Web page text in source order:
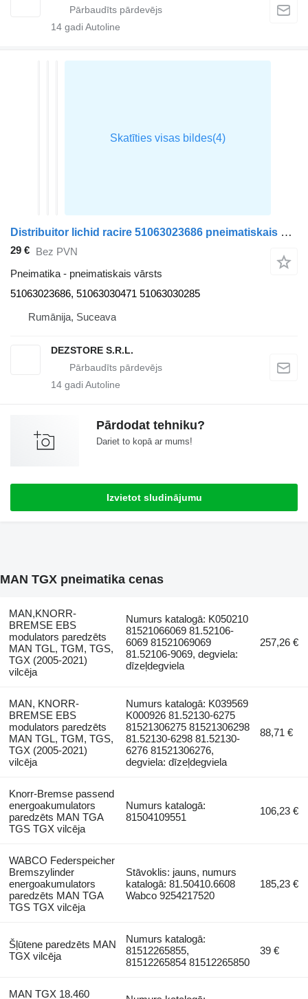
14 gadi Autoline
Distribuitor lichid racire 51063023686 pneimatiskais vārsts paredzēts MAN TGX vilcēja
29 € Bez PVN
Pneimatika - pneimatiskais vārsts
51063023686, 51063030471 51063030285
Rumānija, Suceava
DEZSTORE S.R.L.
14 gadi Autoline
Pārdodat tehniku?
Dariet to kopā ar mums!
Izvietot sludinājumu
MAN TGX pneimatika cenas
MAN,KNORR-
BREMSE EBS
modulators paredzēts
MAN TGL, TGM, TGS,
TGX (2005-2021)
vilcēja
Numurs katalogā: K050210
81521066069 81.52106-
6069 81521069069
81.52106-9069, degviela:
dīzeļdegviela
257,26 €
MAN, KNORR-
BREMSE EBS
modulators paredzēts
MAN TGL, TGM, TGS,
TGX (2005-2021)
vilcēja
Numurs katalogā: K039569
K000926 81.52130-6275
81521306275 81521306298
81.52130-6298 81.52130-
6276 81521306276,
degviela: dīzeļdegviela
88,71 €
Knorr-Bremse passend
energoakumulators
paredzēts MAN TGA
TGS TGX vilcēja
Numurs katalogā:
81504109551
106,23 €
WABCO Federspeicher
Bremszylinder
energoakumulators
paredzēts MAN TGA
TGS TGX vilcēja
Stāvoklis: jauns, numurs
katalogā: 81.50410.6608
Wabco 9254217520
185,23 €
Šļūtene paredzēts MAN
TGX vilcēja
Numurs katalogā:
81512265855,
81512265854 81512265850
39 €
MAN TGX 18.460